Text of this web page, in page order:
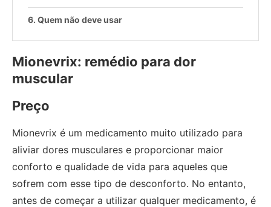
Quem não deve usar
Mionevrix: remédio para dor
muscular
Preço
Mionevrix é um medicamento muito utilizado para
aliviar dores musculares e proporcionar maior
conforto e qualidade de vida para aqueles que
sofrem com esse tipo de desconforto. No entanto,
antes de começar a utilizar qualquer medicamento, é